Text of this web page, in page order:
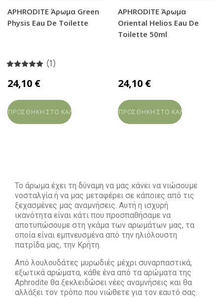
Προσθήκη στη λίστα επιθυμιών ×
add_circle_outline Δημιουργία νέας λίστας αγαπημένων
Όνομα λίστας επιθυμιών
Δημιουργία λίστας επιθυμιών
((confirmMessage))
((cancelText))
Χρειάζεται να συνδεθείτε για να αποθηκεύσετε προϊόντα
στη λίστα αγαπημένων.
ΑΚΥΡΩΣΗ
APHRODITE Άρωμα Green
Physis Eau De Toilette
(1)
24,10 €
ΠΡΟΣΘΗΚΗ ΣΤΟ ΚΑΛΑΘΙ
APHRODITE Άρωμα
Oriental Helios Eau De
Toilette 50ml
24,10 €
ΠΡΟΣΘΗΚΗ ΣΤΟ ΚΑΛΑΘΙ
Το άρωμα έχει τη δύναμη να μας κάνει να νιώσουμε
νοσταλγία ή να μας μεταφέρει σε κάποιες από τις
ξεχασμένες μας αναμνήσεις. Αυτή η ισχυρή
ικανότητα είναι κάτι που προσπαθήσαμε να
αποτυπώσουμε στη γκάμα των αρωμάτων μας, τα
οποία είναι εμπνευσμένα από την ηλιόλουστη
πατρίδα μας, την Κρήτη.
Από λουλουδάτες μυρωδιές μέχρι συναρπαστικά,
εξωτικά αρώματα, κάθε ένα από τα αρώματα της
Aphrodite θα ξεκλειδώσει νέες αναμνήσεις και θα
αλλάξει τον τρόπο που νιώθετε για τον εαυτό σας.